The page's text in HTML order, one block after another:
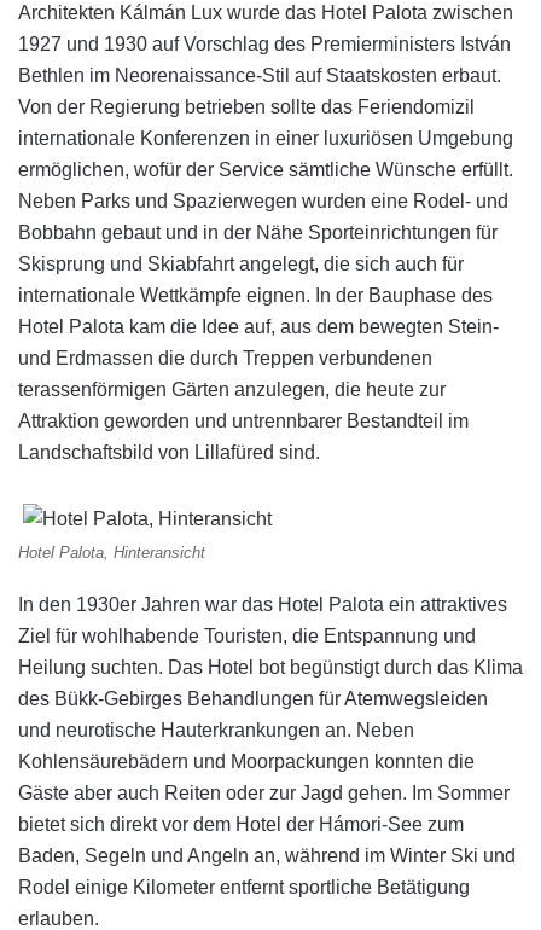
Architekten Kálmán Lux wurde das Hotel Palota zwischen
1927 und 1930 auf Vorschlag des Premierministers István
Bethlen im Neorenaissance-Stil auf Staatskosten erbaut.
Von der Regierung betrieben sollte das Feriendomizil
internationale Konferenzen in einer luxuriösen Umgebung
ermöglichen, wofür der Service sämtliche Wünsche erfüllt.
Neben Parks und Spazierwegen wurden eine Rodel- und
Bobbahn gebaut und in der Nähe Sporteinrichtungen für
Skisprung und Skiabfahrt angelegt, die sich auch für
internationale Wettkämpfe eignen. In der Bauphase des
Hotel Palota kam die Idee auf, aus dem bewegten Stein-
und Erdmassen die durch Treppen verbundenen
terassenförmigen Gärten anzulegen, die heute zur
Attraktion geworden und untrennbarer Bestandteil im
Landschaftsbild von Lillafüred sind.
Hotel Palota, Hinteransicht
In den 1930er Jahren war das Hotel Palota ein attraktives
Ziel für wohlhabende Touristen, die Entspannung und
Heilung suchten. Das Hotel bot begünstigt durch das Klima
des Bükk-Gebirges Behandlungen für Atemwegsleiden
und neurotische Hauterkrankungen an. Neben
Kohlensäurebädern und Moorpackungen konnten die
Gäste aber auch Reiten oder zur Jagd gehen. Im Sommer
bietet sich direkt vor dem Hotel der Hámori-See zum
Baden, Segeln und Angeln an, während im Winter Ski und
Rodel einige Kilometer entfernt sportliche Betätigung
erlauben.